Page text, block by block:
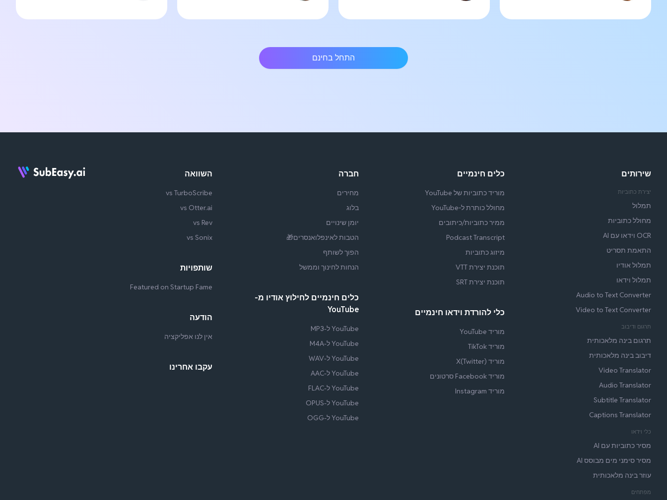
התחל בחינם
שירותים
יצירת כתוביות
תמלול
מחולל כתוביות
OCR וידאו עם AI
התאמת תסריט
תמלול אודיו
תמלול וידאו
Audio to Text Converter
Video to Text Converter
תרגום ודיבוב
תרגום בינה מלאכותית
דיבוב בינה מלאכותית
Video Translator
Audio Translator
Subtitle Translator
Captions Translator
כלי וידאו
מסיר כתוביות עם AI
מסיר סימני מים מבוסס AI
עוזר בינה מלאכותית
מפתחים
כלים חינמיים
מוריד כתוביות של YouTube
מחולל כותרת ל‑YouTube
ממיר כתוביות/כיתובים
Podcast Transcript
מיזוג כתוביות
תוכנת יצירת VTT
תוכנת יצירת SRT
כלי להורדת וידאו חינמיים
מוריד YouTube
מוריד TikTok
מוריד X(Twitter)
מוריד Facebook סרטונים
מוריד Instagram
חברה
מחירים
בלוג
יומן שינויים
הטבות לאינפלואנסרים🎁
הפוך לשותף
הנחות לחינוך וממשל
כלים חינמיים לחילוץ אודיו מ-
YouTube
YouTube ל-MP3
YouTube ל-M4A
YouTube ל-WAV
YouTube ל-AAC
YouTube ל-FLAC
YouTube ל-OPUS
YouTube ל-OGG
השוואה
vs TurboScribe
vs Otter.ai
vs Rev
vs Sonix
שותפויות
Featured on Startup Fame
הודעה
אין לנו אפליקציה
עקבו אחרינו